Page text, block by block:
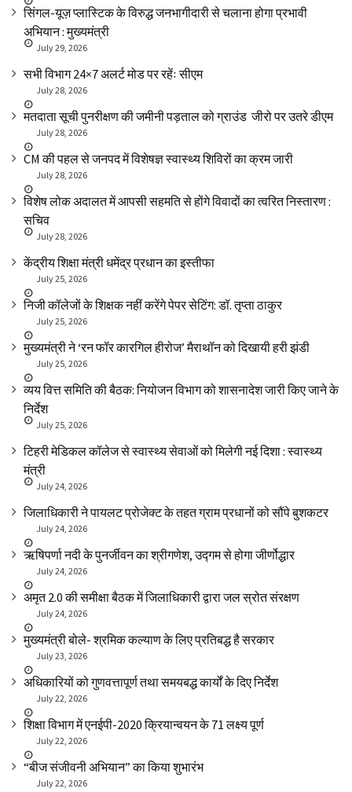
सिंगल-यूज़ प्लास्टिक के विरुद्ध जनभागीदारी से चलाना होगा प्रभावी
अभियान : मुख्यमंत्री
July 29, 2026
सभी विभाग 24×7 अलर्ट मोड पर रहेंः सीएम
July 28, 2026
मतदाता सूची पुनरीक्षण की जमीनी पड़ताल को ग्राउंड जीरो पर उतरे डीएम
July 28, 2026
CM की पहल से जनपद में विशेषज्ञ स्वास्थ्य शिविरों का क्रम जारी
July 28, 2026
विशेष लोक अदालत में आपसी सहमति से होंगे विवादों का त्वरित निस्तारण :
सचिव
July 28, 2026
केंद्रीय शिक्षा मंत्री धमेंद्र प्रधान का इस्तीफा
July 25, 2026
निजी कॉलेजों के शिक्षक नहीं करेंगे पेपर सेटिंग: डॉ. तृप्ता ठाकुर
July 25, 2026
मुख्यमंत्री ने ‘रन फॉर कारगिल हीरोज’ मैराथॉन को दिखायी हरी झंडी
July 25, 2026
व्यय वित्त समिति की बैठक: नियोजन विभाग को शासनादेश जारी किए जाने के
निर्देश
July 25, 2026
टिहरी मेडिकल कॉलेज से स्वास्थ्य सेवाओं को मिलेगी नई दिशा : स्वास्थ्य
मंत्री
July 24, 2026
जिलाधिकारी ने पायलट प्रोजेक्ट के तहत ग्राम प्रधानों को सौंपे बुशकटर
July 24, 2026
ऋषिपर्णा नदी के पुनर्जीवन का श्रीगणेश, उद्गम से होगा जीर्णोद्धार
July 24, 2026
अमृत 2.0 की समीक्षा बैठक में जिलाधिकारी द्वारा जल स्रोत संरक्षण
July 24, 2026
मुख्यमंत्री बोले- श्रमिक कल्याण के लिए प्रतिबद्ध है सरकार
July 23, 2026
अधिकारियों को गुणवत्तापूर्ण तथा समयबद्ध कार्यों के दिए निर्देश
July 22, 2026
शिक्षा विभाग में एनईपी-2020 क्रियान्वयन के 71 लक्ष्य पूर्ण
July 22, 2026
“बीज संजीवनी अभियान” का किया शुभारंभ
July 22, 2026